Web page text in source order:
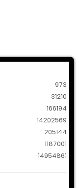
973
31210
166194
14202569
205144
1187001
14954861